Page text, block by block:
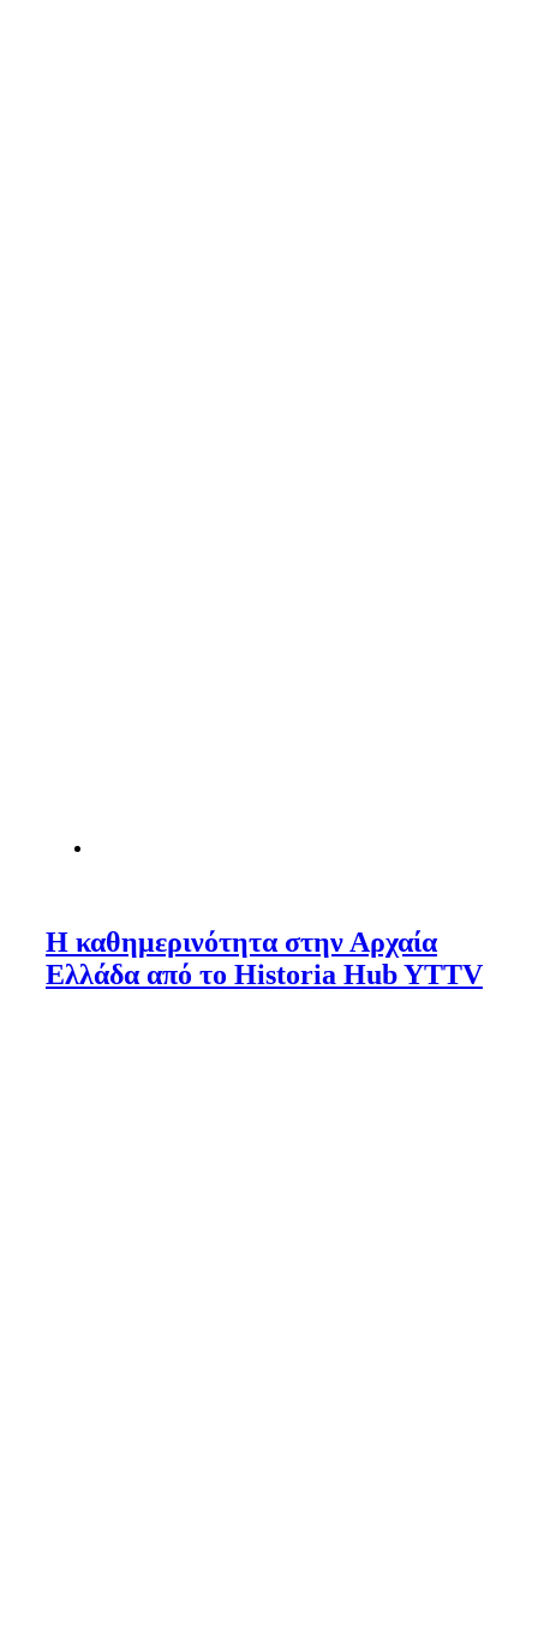
Η καθημερινότητα στην Αρχαία
Ελλάδα από το Historia Hub YTTV